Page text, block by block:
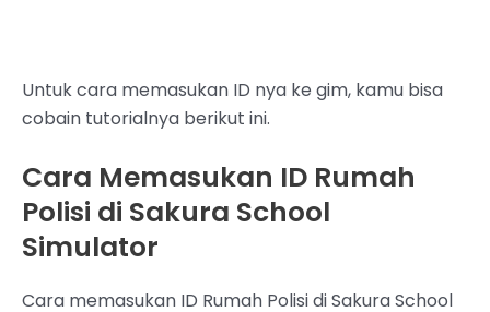
Untuk cara memasukan ID nya ke gim, kamu bisa
cobain tutorialnya berikut ini.
Cara Memasukan ID Rumah
Polisi di Sakura School
Simulator
Cara memasukan ID Rumah Polisi di Sakura School